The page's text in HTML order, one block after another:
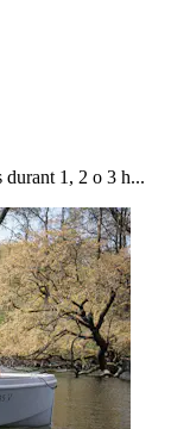
1, 2 o 3 h...